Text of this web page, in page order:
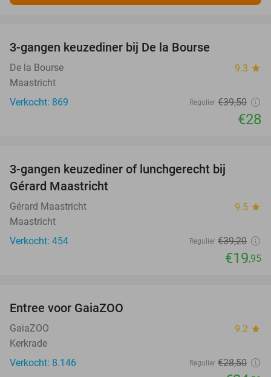
3-gangen keuzediner bij De la Bourse
De la Bourse 9.3 star
Maastricht
Verkocht: 869
Regulier €39,50
€28
3-gangen keuzediner of lunchgerecht bij
Gérard Maastricht
Gérard Maastricht 9.5 star
Maastricht
Verkocht: 454
Regulier €39,20
€19,95
Entree voor GaiaZOO
GaiaZOO 9.2 star
Kerkrade
Verkocht: 8.146
Regulier €28,50